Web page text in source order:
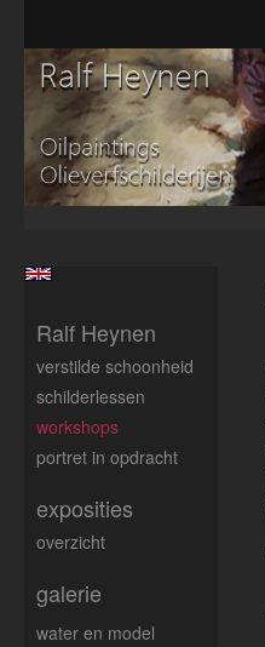
Ralf Heynen
verstilde schoonheid
schilderlessen
workshops
portret in opdracht
exposities
overzicht
galerie
water en model